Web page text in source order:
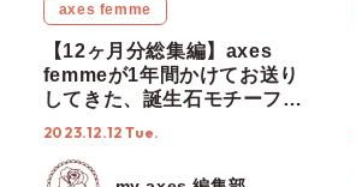
axes femme
【12ヶ月分総集編】axes
femmeが1年間かけてお送り
してきた、誕生石モチーフゴ
ムベルトの最終章がついに登
2023.12.12 Tue.